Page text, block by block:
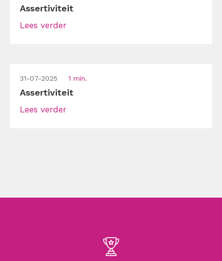
Assertiviteit
Lees verder
31-07-2025 1 min.
Assertiviteit
Lees verder